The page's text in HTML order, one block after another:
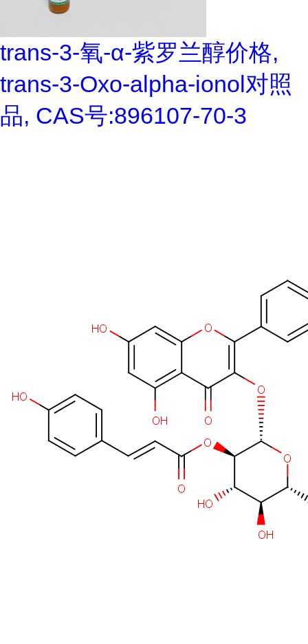
trans-3-氧-α-紫罗兰醇价格,
trans-3-Oxo-alpha-ionol对照
品, CAS号:896107-70-3